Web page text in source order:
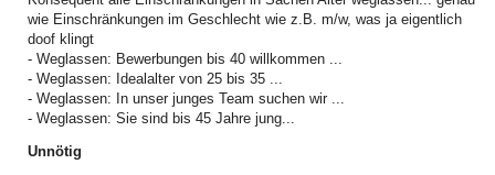
wie Einschränkungen im Geschlecht wie z.B. m/w, was ja eigentlich
doof klingt
- Weglassen: Bewerbungen bis 40 willkommen ...
- Weglassen: Idealalter von 25 bis 35 ...
- Weglassen: In unser junges Team suchen wir ...
- Weglassen: Sie sind bis 45 Jahre jung...
Unnötig